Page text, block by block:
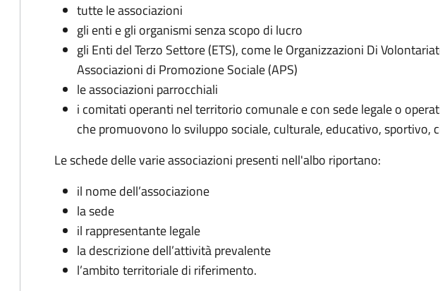
tutte le associazioni
gli enti e gli organismi senza scopo di lucro
gli Enti del Terzo Settore (ETS), come le Organizzazioni Di
Associazioni di Promozione Sociale (APS)
le associazioni parrocchiali
i comitati operanti nel territorio comunale e con sede legale o
che promuovono lo sviluppo sociale, culturale, educativo, sportivo,
Le schede delle varie associazioni presenti nell'albo riportano:
il nome dell’associazione
la sede
il rappresentante legale
la descrizione dell’attività prevalente
l’ambito territoriale di riferimento.